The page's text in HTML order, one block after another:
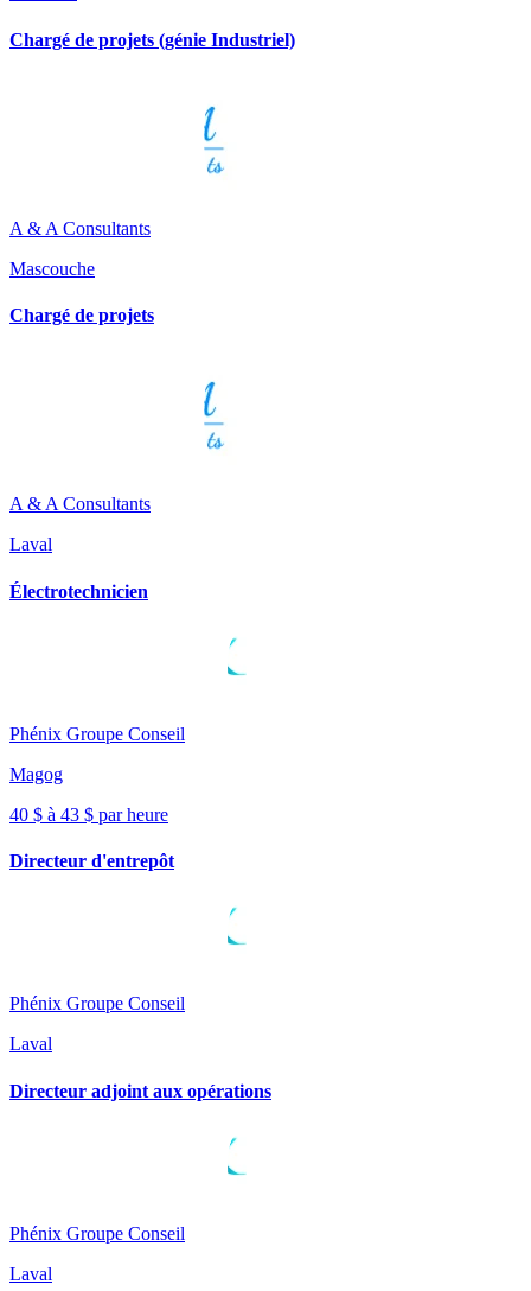
Chargé de projets (génie Industriel)
A & A Consultants
Mascouche
Chargé de projets
A & A Consultants
Laval
Électrotechnicien
Phénix Groupe Conseil
Magog
40 $ à 43 $ par heure
Directeur d'entrepôt
Phénix Groupe Conseil
Laval
Directeur adjoint aux opérations
Phénix Groupe Conseil
Laval